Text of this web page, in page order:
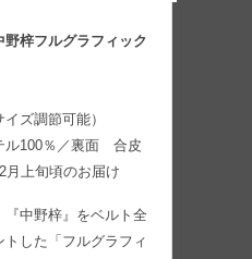
梓フルグラフィック
ズ調節可能）
100％／裏面 合皮
月上旬頃のお届け
中野梓』をベルト全
した「フルグラフィ